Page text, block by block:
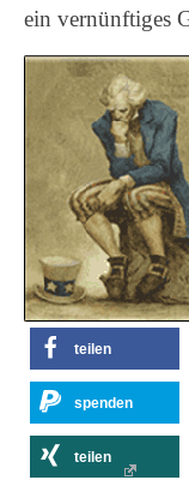
ein vernünftiges
teilen
spenden
teilen